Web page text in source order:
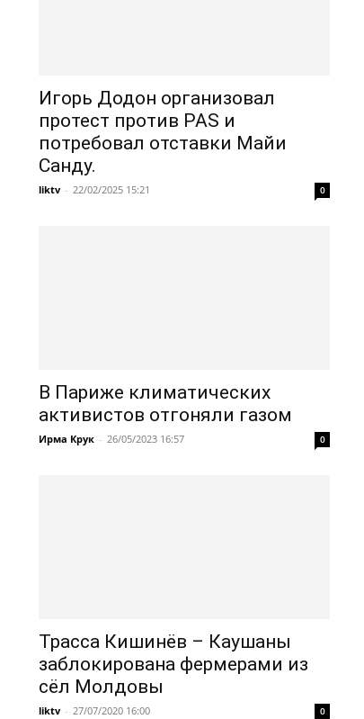
Игорь Додон организовал
протест против PAS и
потребовал отставки Майи
Санду.
liktv - 22/02/2025 15:21 0
В Париже климатических
активистов отгоняли газом
Ирма Крук - 26/05/2023 16:57 0
Трасса Кишинёв – Каушаны
заблокирована фермерами из
сёл Молдовы
liktv - 27/07/2020 16:00 0